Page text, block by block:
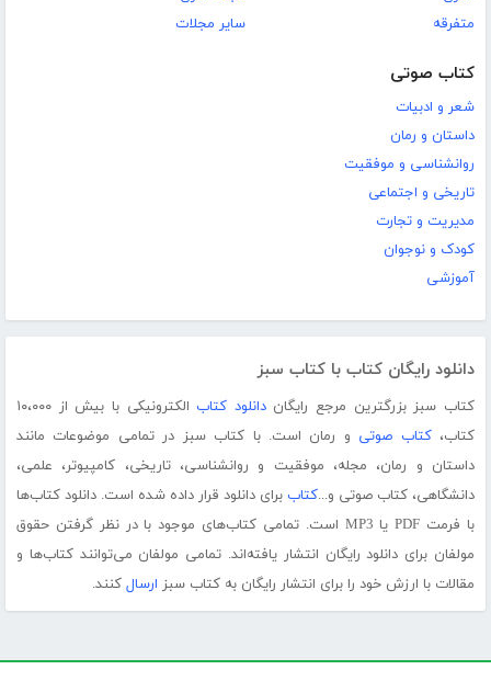
متفرقه
سایر مجلات
کتاب صوتی
شعر و ادبیات
داستان و رمان
روانشناسی و موفقیت
تاریخی و اجتماعی
مدیریت و تجارت
کودک و نوجوان
آموزشی
دانلود رایگان کتاب با کتاب سبز
کتاب سبز بزرگترین مرجع رایگاندانلود کتاب
الکترونیکی با بیش از ۱۰،۰۰۰
کتاب،کتاب صوتی و رمان است. با کتاب سبز در تمامی موضوعات مانند
داستان و رمان، مجله، موفقیت و روانشناسی، تاریخی، کامپیوتر، علمی،
دانشگاهی، کتاب صوتی و...کتاب برای دانلود قرار داده شده است. دانلود کتاب‌ها
با فرمت PDF یا MP3 است. تمامی کتاب‌های موجود با در نظر گرفتن حقوق
مولفان برای دانلود رایگان انتشار یافته‌اند. تمامی مولفان می‌توانند کتاب‌ها و
مقالات با ارزش خود را برای انتشار رایگان به کتاب سبز ارسال کنند.